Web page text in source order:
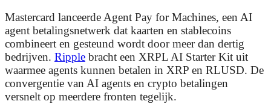
Mastercard lanceerde Agent Pay for Machines, een AI
agent betalingsnetwerk dat kaarten en stablecoins
combineert en gesteund wordt door meer dan dertig
bedrijven. Ripple bracht een XRPL AI Starter Kit uit
waarmee agents kunnen betalen in XRP en RLUSD. De
convergentie van AI agents en crypto betalingen
versnelt op meerdere fronten tegelijk.